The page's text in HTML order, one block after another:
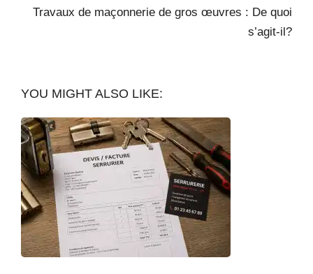
Travaux de maçonnerie de gros œuvres : De quoi
s’agit-il?
YOU MIGHT ALSO LIKE: